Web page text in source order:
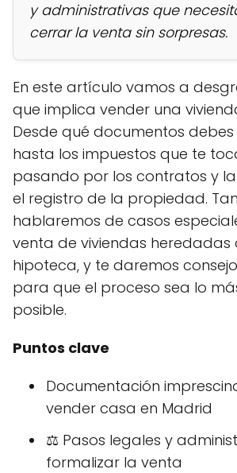
y administrativas que
cerrar la venta sin sorpresas.
En este artículo vamos a
que implica vender una
Desde qué documentos debes
hasta los impuestos que te
pasando por los contratos y la
el registro de la propiedad.
hablaremos de casos
venta de viviendas heredadas
hipoteca, y te daremos
para que el proceso sea lo
posible.
Puntos clave
Documentación
vender casa en Madrid
⚖️ Pasos legales y
formalizar la venta